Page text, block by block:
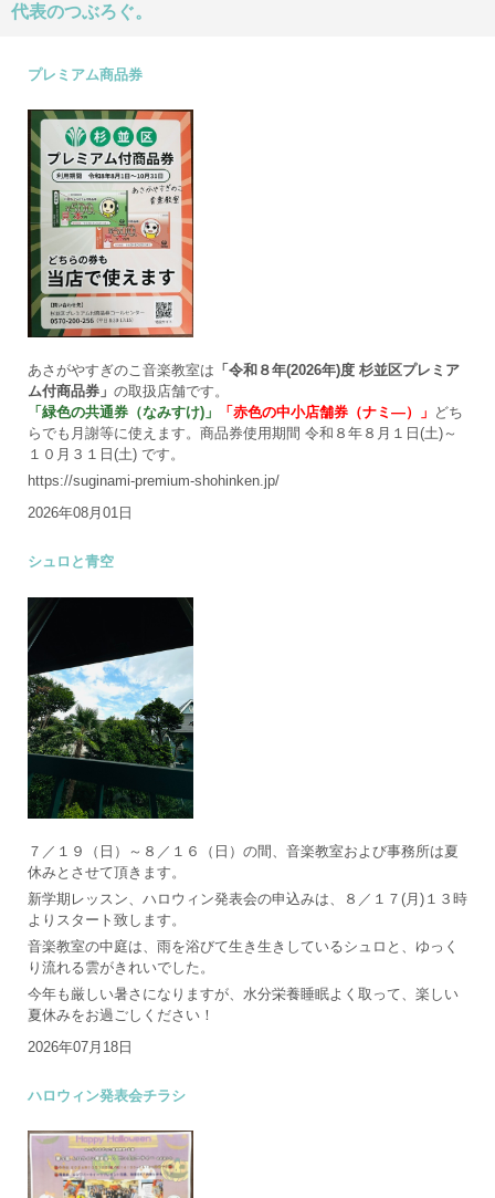
代表のつぶろぐ。
プレミアム商品券
あさがやすぎのこ音楽教室は 「令和８年(2026年)度 杉並区プレミア
ム付商品券」 の取扱店舗です。
「緑色の共通券（なみすけ)」
「赤色の中小店舗券（ナミ―）」 どち
らでも月謝等に使えます。商品券使用期間 令和８年８月１日(土)～
１０月３１日(土) です。
https://suginami-premium-shohinken.jp/
2026年08月01日
シュロと青空
７／１９（日）～８／１６（日）の間、音楽教室および事務所は夏
休みとさせて頂きます。
新学期レッスン、ハロウィン発表会の申込みは、８／１７(月)１３時
よりスタート致します。
音楽教室の中庭は、雨を浴びて生き生きしているシュロと、ゆっく
り流れる雲がきれいでした。
今年も厳しい暑さになりますが、水分栄養睡眠よく取って、楽しい
夏休みをお過ごしください！
2026年07月18日
ハロウィン発表会チラシ